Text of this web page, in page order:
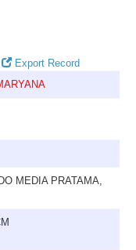
Export Record
MEDIA PRATAMA,